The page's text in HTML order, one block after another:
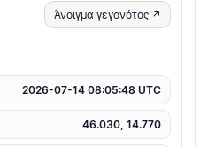
Άνοιγμα γεγονότος ↗
2026-07-14 08:05:48 UTC
46.030, 14.770